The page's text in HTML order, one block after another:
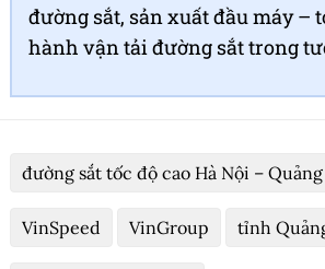
đường sắt, sản xuất đầu máy –
hành vận tải đường sắt trong
đường sắt tốc độ cao Hà Nội –
VinSpeed VinGroup tỉnh